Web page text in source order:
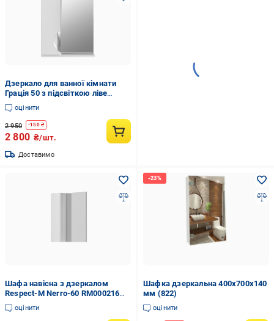
Дзеркало для ванної кімнати
Грація 50 з підсвіткою ліве
(26354633)
оцінити
2 950 -150₴
2 800 ₴/шт.
Доставимо
Шафа навісна з дзеркалом
Respect-M Nerro-60 RM000216
Білий
оцінити
Шафка дзеркальна 400х700х140
мм (822)
оцінити